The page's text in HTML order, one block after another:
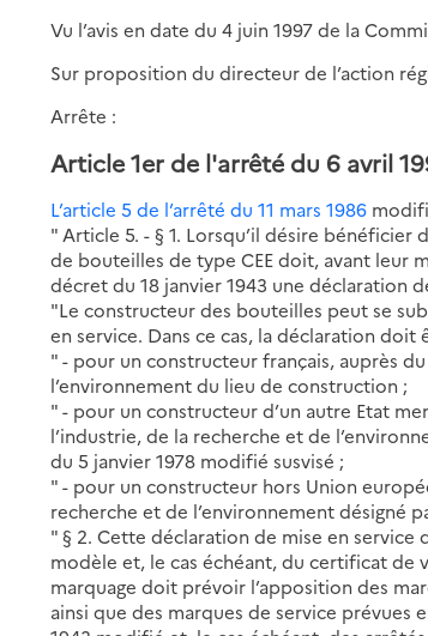
Vu l’avis en date du 4 juin 1997 de la
Sur proposition du directeur de l’action
Arrête :
Article 1er de l'arrêté du 6 avril
L’article 5 de l’arrêté du 11 mars 1986
" Article 5. - § 1. Lorsqu’il désire
de bouteilles de type CEE doit, avant leur
décret du 18 janvier 1943 une déclaration
"Le constructeur des bouteilles peut se
en service. Dans ce cas, la déclaration doit
" - pour un constructeur français, auprès
l’environnement du lieu de construction ;
" - pour un constructeur d’un autre Etat
l’industrie, de la recherche et de
du 5 janvier 1978 modifié susvisé ;
" - pour un constructeur hors Union
recherche et de l’environnement désigné
" § 2. Cette déclaration de mise en
modèle et, le cas échéant, du certificat de
marquage doit prévoir l’apposition des
ainsi que des marques de service prévues